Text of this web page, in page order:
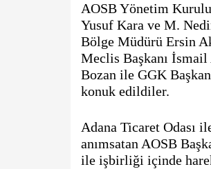
AOSB Yönetim
Yusuf Kara ve M.
Bölge Müdürü Ersin
Meclis Başkanı
Bozan ile GGK
konuk edildiler.
Adana Ticaret Odası
anımsatan AOSB
ile işbirliği içinde